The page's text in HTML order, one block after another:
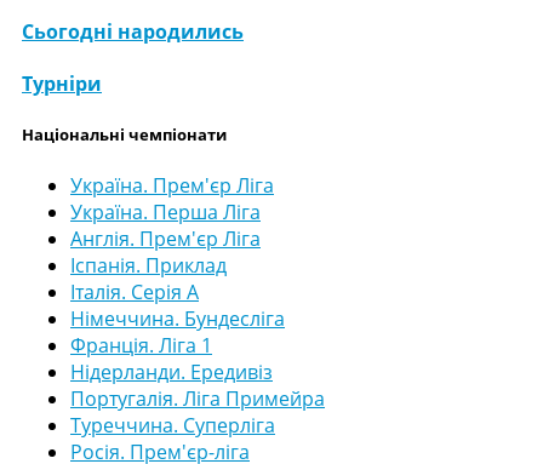
Сьогодні народились
Турніри
Національні чемпіонати
Україна. Прем'єр Ліга
Україна. Перша Ліга
Англія. Прем'єр Ліга
Іспанія. Приклад
Італія. Серія А
Німеччина. Бундесліга
Франція. Ліга 1
Нідерланди. Ередивіз
Португалія. Ліга Примейра
Туреччина. Суперліга
Росія. Прем'єр-ліга